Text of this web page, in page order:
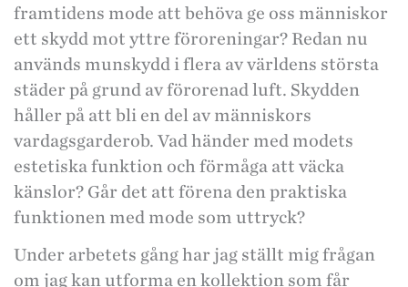
framtidens mode att behöva ge oss människor
ett skydd mot yttre föroreningar? Redan nu
används munskydd i flera av världens största
städer på grund av förorenad luft. Skydden
håller på att bli en del av människors
vardagsgarderob. Vad händer med modets
estetiska funktion och förmåga att väcka
känslor? Går det att förena den praktiska
funktionen med mode som uttryck?
Under arbetets gång har jag ställt mig frågan
om jag kan utforma en kollektion som får